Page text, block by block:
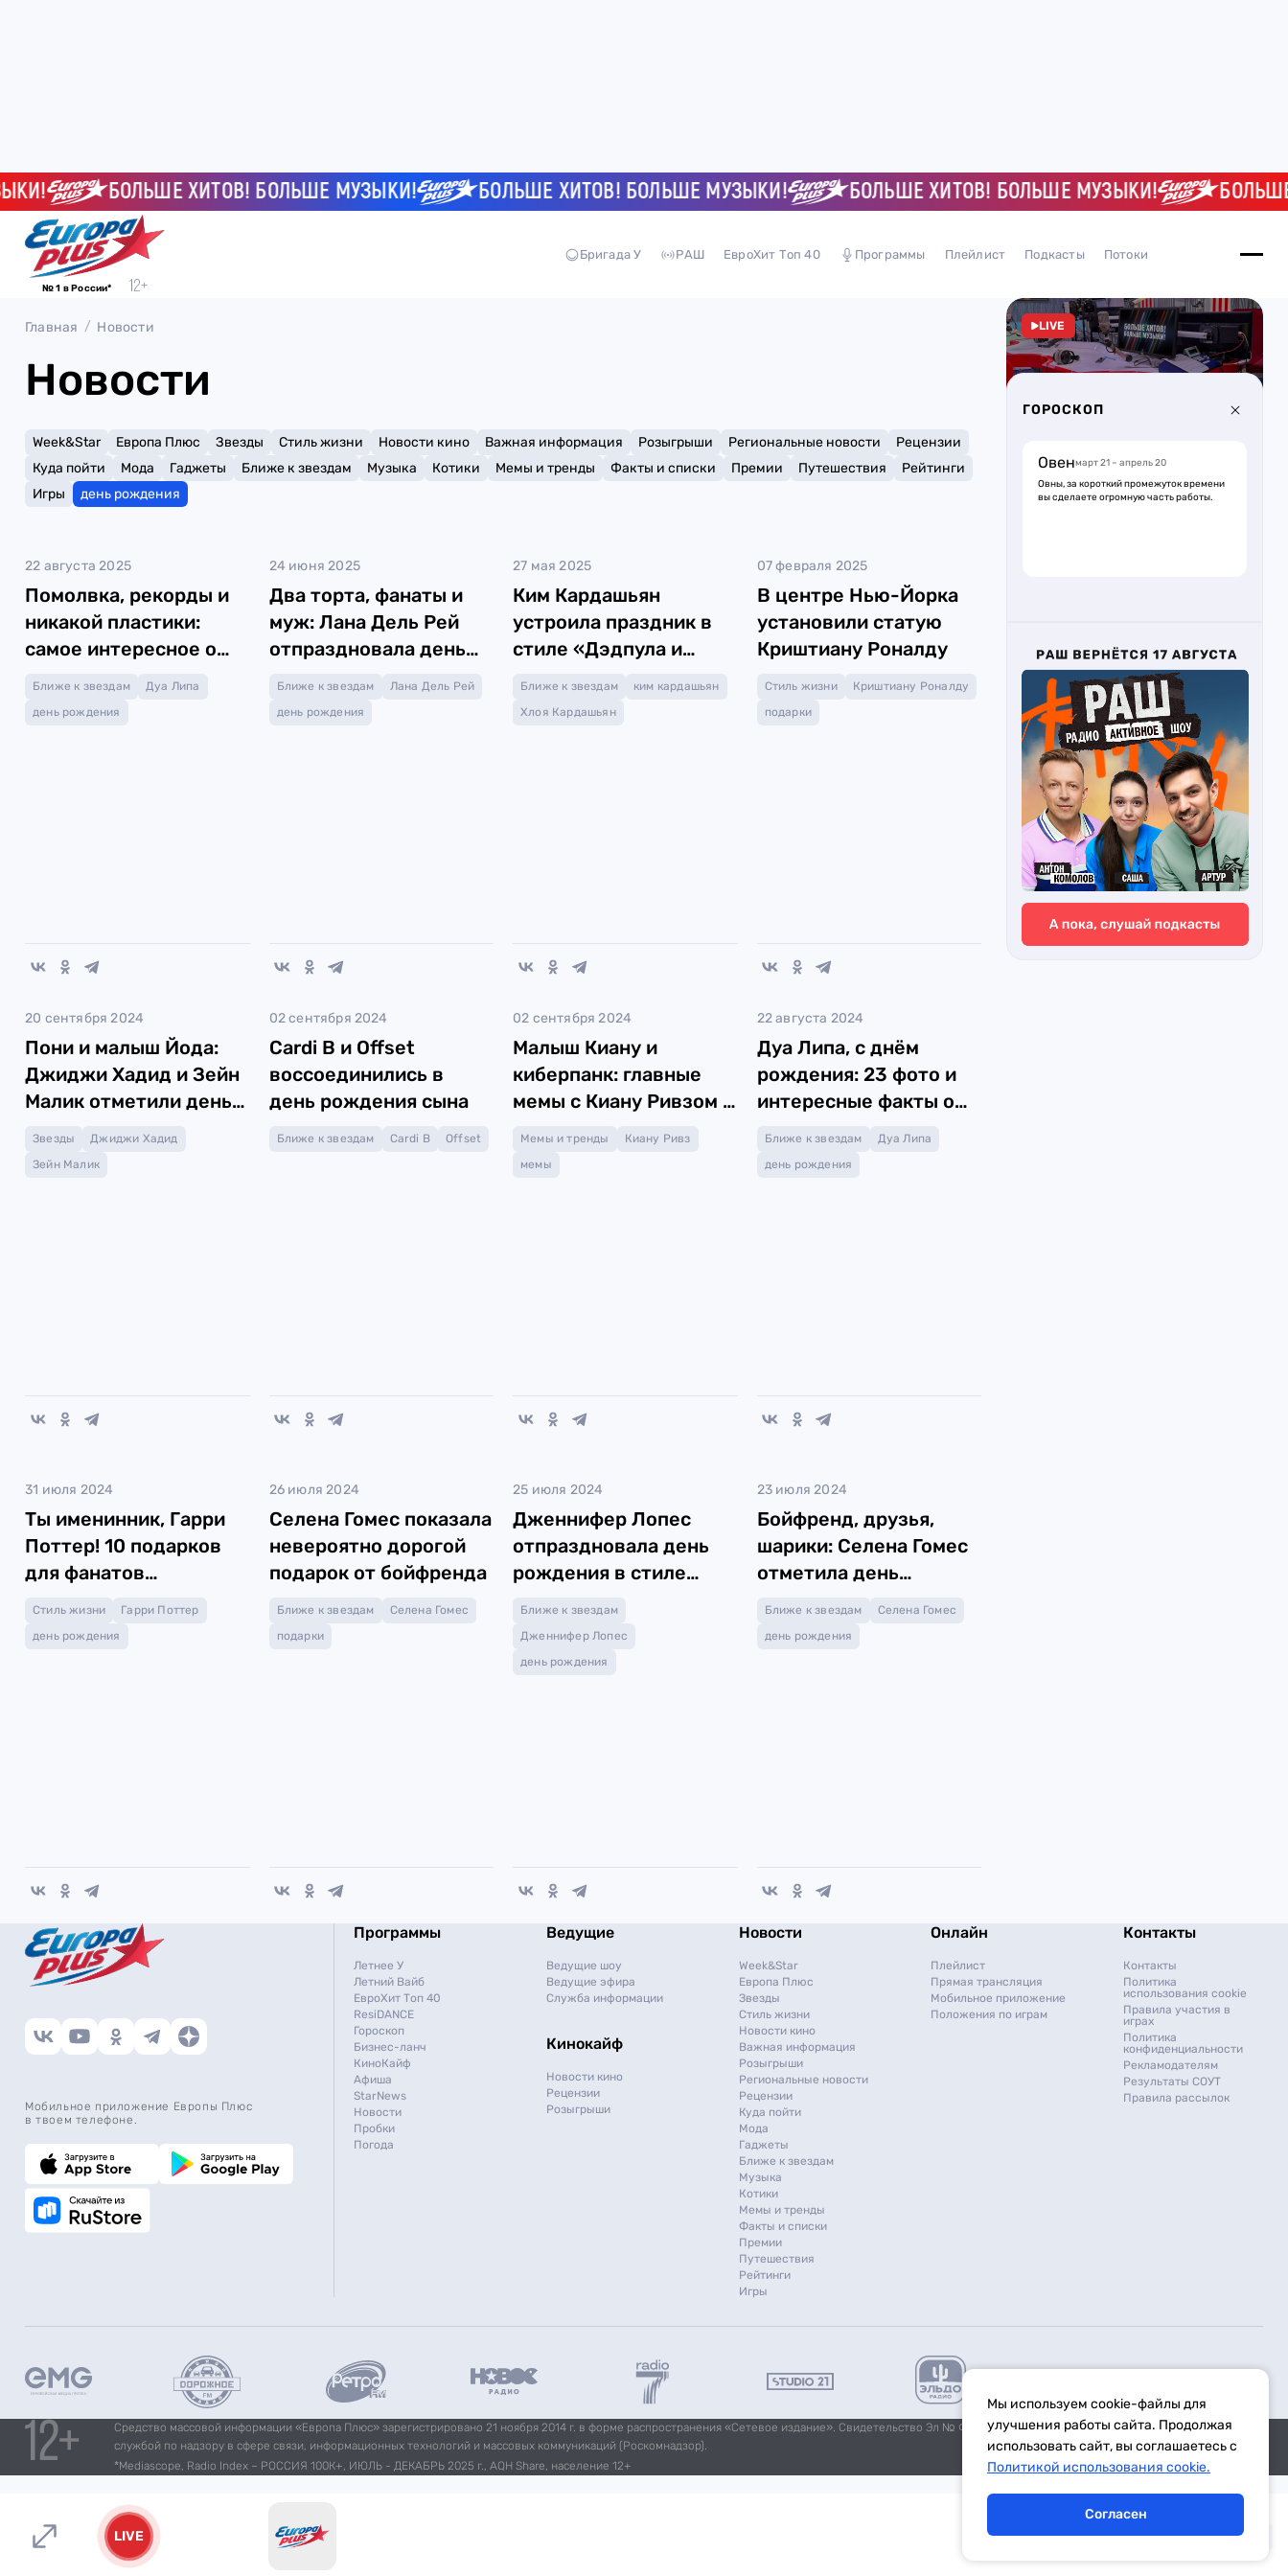
БОЛЬШЕ ХИТОВ! БОЛЬШЕ МУЗЫКИ! БОЛЬШЕ ХИТОВ! БОЛЬШЕ МУЗЫКИ! БОЛЬШЕ ХИТОВ! БОЛЬШЕ МУЗЫКИ! БОЛЬШЕ
№ 1 в России*
Бригада У РАШ ЕвроХит Топ 40 Программы Плейлист Подкасты Потоки
Главная Новости
Новости
Week&Star Европа Плюс Звезды Стиль жизни Новости кино Важная информация Розыгрыши Региональные новости
Рецензии
Куда пойти
Мода Гаджеты Ближе к звездам Музыка Котики Мемы и тренды Факты и списки Премии Путешествия
Рейтинги
Игры
день рождения
22 августа 2025
Помолвка, рекорды и
никакой пластики:
самое интересное о
Дуа Липе
Ближе к звездам
Дуа Липа
день рождения
24 июня 2025
Два торта, фанаты и
муж: Лана Дель Рей
отпраздновала день
рождения
Ближе к звездам
Лана Дель Рей
день рождения
27 мая 2025
Ким Кардашьян
устроила праздник в
стиле «Дэдпула и
Росомахи»
Ближе к звездам
ким кардашьян
Хлоя Кардашьян
07 февраля 2025
В центре Нью-Йорка
установили статую
Криштиану Роналду
Стиль жизни
Криштиану Роналду
подарки
20 сентября 2024
Пони и малыш Йода:
Джиджи Хадид и Зейн
Малик отметили день
рождения дочери
Звезды
Джиджи Хадид
Зейн Малик
02 сентября 2024
Cardi B и Offset
воссоединились в
день рождения сына
Ближе к звездам Cardi B Offset
02 сентября 2024
Малыш Киану и
киберпанк: главные
мемы с Киану Ривзом в
его день рождения
Мемы и тренды
Киану Ривз
мемы
22 августа 2024
Дуа Липа, с днём
рождения: 23 фото и
интересные факты о
певице
Ближе к звездам
Дуа Липа
день рождения
31 июля 2024
Ты именинник, Гарри
Поттер! 10 подарков
для фанатов
волшебника
Стиль жизни
Гарри Поттер
день рождения
26 июля 2024
Селена Гомес показала
невероятно дорогой
подарок от бойфренда
Ближе к звездам
Селена Гомес
подарки
25 июля 2024
Дженнифер Лопес
отпраздновала день
рождения в стиле
«Бриджертонов»
Ближе к звездам
Дженнифер Лопес
день рождения
23 июля 2024
Бойфренд, друзья,
шарики: Селена Гомес
отметила день
рождения
Ближе к звездам
Селена Гомес
день рождения
LIVE
ГОРОСКОП
Овенмарт 21 – апрель 20
Овны, за короткий промежуток времени
вы сделаете огромную часть работы.
Мобильное приложение Европы Плюс
в твоем телефоне.
Программы
Летнее У
Летний Вайб
ЕвроХит Топ 40
ResiDANCE
Гороскоп
Бизнес-ланч
КиноКайф
Афиша
StarNews
Новости
Пробки
Погода
Ведущие
Ведущие шоу
Ведущие эфира
Служба информации
Кинокайф
Новости кино
Рецензии
Розыгрыши
Новости
Week&Star
Европа Плюс
Звезды
Стиль жизни
Новости кино
Важная информация
Розыгрыши
Региональные новости
Рецензии
Куда пойти
Мода
Гаджеты
Ближе к звездам
Музыка
Котики
Мемы и тренды
Факты и списки
Премии
Путешествия
Рейтинги
Игры
Онлайн
Плейлист
Прямая трансляция
Мобильное приложение
Положения по играм
Контакты
Контакты
Политика
использования cookie
Правила участия в
играх
Политика
конфиденциальности
Рекламодателям
Результаты СОУТ
Правила рассылок
Средство массовой информации «Европа Плюс» зарегистрировано 21 ноября 2014 г. в форме распространения «Сетевое издание». Свидетельство Эл № ФС77-59972 от 21.11.2014 выдано Федеральной
службой по надзору в сфере связи, информационных технологий и массовых коммуникаций (Роскомнадзор).
*Mediascope, Radio Index – РОССИЯ 100К+, ИЮЛЬ - ДЕКАБРЬ 2025 г., AQH Share, население 12+
LIVE
Мы используем cookie-файлы для
улучшения работы сайта. Продолжая
использовать сайт, вы соглашаетесь с
Политикой использования cookie.
Согласен